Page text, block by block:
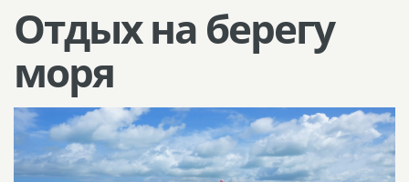
Отдых на берегу
моря